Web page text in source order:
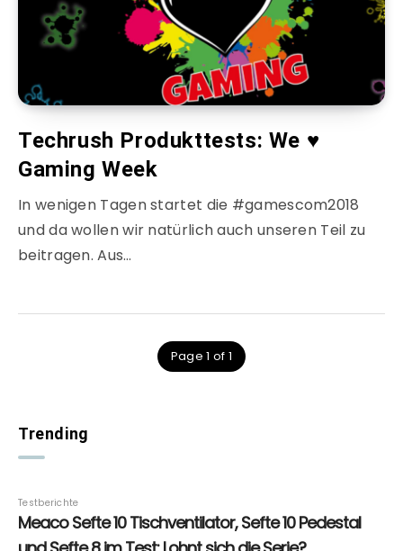
Techrush Produkttests: We ♥
Gaming Week
In wenigen Tagen startet die #gamescom2018
und da wollen wir natürlich auch unseren Teil zu
beitragen. Aus…
Page 1 of 1
Trending